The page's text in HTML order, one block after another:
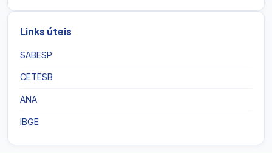
Links úteis
SABESP
CETESB
ANA
IBGE